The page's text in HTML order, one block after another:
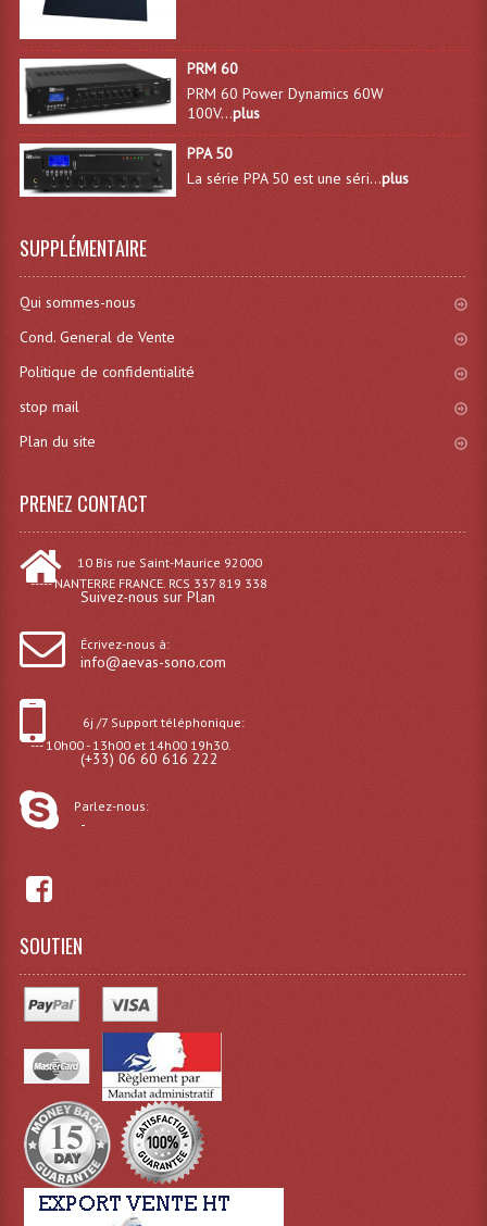
Câble Rallonge DMX512 MIDI
Câble Multi-Paires Audio
Pieces Détachées Sav
Public-Adress
Amplificateurs (L 100v)
Enceintes Murales (Ligne 100V 16 - 8 Ohm)
Hp À Chambre De Compression
Sono: Conférences Securité Visite Guidée
Système D'interprétation Simultanée
Système De Conférence
Système Visite Guidée
Sonorisation Securité EN-54
PRM 60
PRM 60 Power Dynamics 60W
100V...plus
PPA 50
La série PPA 50 est une séri...plus
SUPPLÉMENTAIRE
Qui sommes-nous
Cond. General de Vente
Politique de confidentialité
stop mail
Plan du site
PRENEZ CONTACT
10 Bis rue Saint-Maurice 92000
----- NANTERRE FRANCE. RCS 337 819 338
Suivez-nous sur Plan
Écrivez-nous à:
info@aevas-sono.com
6j /7 Support téléphonique:
--- 10h00 - 13h00 et 14h00 19h30.
(+33) 06 60 616 222
Parlez-nous:
-
SOUTIEN